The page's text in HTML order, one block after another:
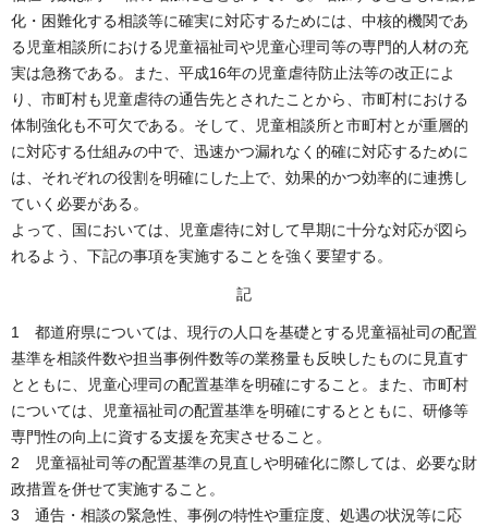
化・困難化する相談等に確実に対応するためには、中核的機関であ
る児童相談所における児童福祉司や児童心理司等の専門的人材の充
実は急務である。また、平成16年の児童虐待防止法等の改正によ
り、市町村も児童虐待の通告先とされたことから、市町村における
体制強化も不可欠である。そして、児童相談所と市町村とが重層的
に対応する仕組みの中で、迅速かつ漏れなく的確に対応するために
は、それぞれの役割を明確にした上で、効果的かつ効率的に連携し
ていく必要がある。
よって、国においては、児童虐待に対して早期に十分な対応が図ら
れるよう、下記の事項を実施することを強く要望する。
記
1 都道府県については、現行の人口を基礎とする児童福祉司の配置
基準を相談件数や担当事例件数等の業務量も反映したものに見直す
とともに、児童心理司の配置基準を明確にすること。また、市町村
については、児童福祉司の配置基準を明確にするとともに、研修等
専門性の向上に資する支援を充実させること。
2 児童福祉司等の配置基準の見直しや明確化に際しては、必要な財
政措置を併せて実施すること。
3 通告・相談の緊急性、事例の特性や重症度、処遇の状況等に応